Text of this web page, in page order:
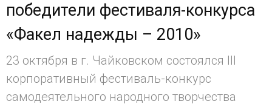
победители фестиваля-конкурса
«Факел надежды – 2010»
23 октября в г. Чайковском состоялся III
корпоративный фестиваль-конкурс
самодеятельного народного творчества